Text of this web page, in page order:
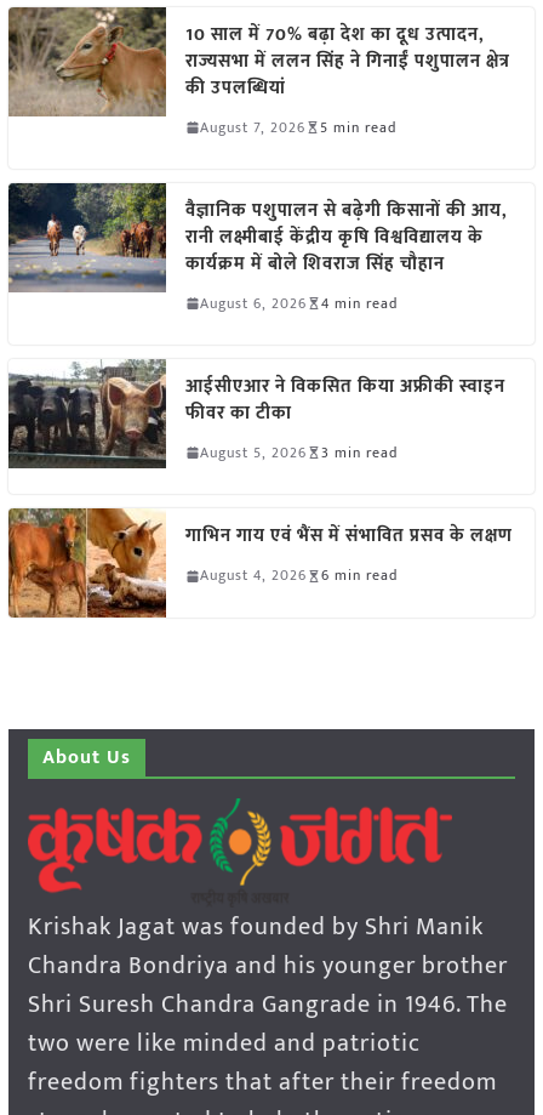
10 साल में 70% बढ़ा देश का दूध उत्पादन,
राज्यसभा में ललन सिंह ने गिनाईं पशुपालन क्षेत्र
की उपलब्धियां
August 7, 2026 5 min read
वैज्ञानिक पशुपालन से बढ़ेगी किसानों की आय,
रानी लक्ष्मीबाई केंद्रीय कृषि विश्वविद्यालय के
कार्यक्रम में बोले शिवराज सिंह चौहान
August 6, 2026 4 min read
आईसीएआर ने विकसित किया अफ्रीकी स्वाइन
फीवर का टीका
August 5, 2026 3 min read
गाभिन गाय एवं भैंस में संभावित प्रसव के लक्षण
August 4, 2026 6 min read
About Us
Krishak Jagat was founded by Shri Manik
Chandra Bondriya and his younger brother
Shri Suresh Chandra Gangrade in 1946. The
two were like minded and patriotic
freedom fighters that after their freedom